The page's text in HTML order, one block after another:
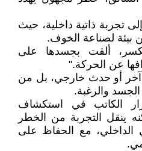
تجربة ذاتية داخلية، حيث
بيئة لصناعة الخوف.
ألقت بجسدها على
عن الحركة."
أو حدث خارجي، بل من
والرغبة.
الكاتب في استكشاف
ينقل التجربة من الخطر
الداخلي، مع الحفاظ على